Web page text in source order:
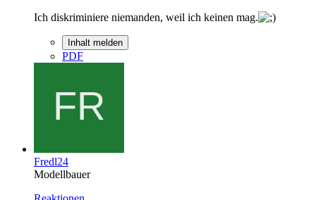
Ich diskriminiere niemanden, weil ich keinen mag.
Inhalt melden
PDF
Fredl24
Modellbauer